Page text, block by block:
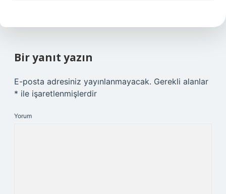
Bir yanıt yazın
E-posta adresiniz yayınlanmayacak. Gerekli alanlar
* ile işaretlenmişlerdir
Yorum